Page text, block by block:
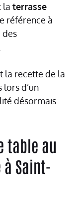
la terrasse
référence à
des
la recette de la
lors d’un
désormais
table au
Saint-